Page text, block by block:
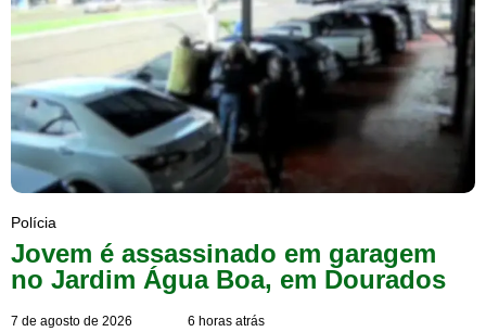
Polícia
Jovem é assassinado em garagem
no Jardim Água Boa, em Dourados
7 de agosto de 2026 6 horas atrás